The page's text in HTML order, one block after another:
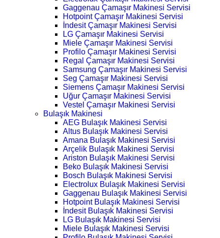
Gaggenau Çamaşır Makinesi Servisi
Hotpoint Çamaşır Makinesi Servisi
İndesit Çamaşır Makinesi Servisi
LG Çamaşır Makinesi Servisi
Miele Çamaşır Makinesi Servisi
Profilo Çamaşır Makinesi Servisi
Regal Çamaşır Makinesi Servisi
Samsung Çamaşır Makinesi Servisi
Seg Çamaşır Makinesi Servisi
Siemens Çamaşır Makinesi Servisi
Uğur Çamaşır Makinesi Servisi
Vestel Çamaşır Makinesi Servisi
Bulaşık Makinesi
AEG Bulaşık Makinesi Servisi
Altus Bulaşık Makinesi Servisi
Amana Bulaşık Makinesi Servisi
Arçelik Bulaşık Makinesi Servisi
Ariston Bulaşık Makinesi Servisi
Beko Bulaşık Makinesi Servisi
Bosch Bulaşık Makinesi Servisi
Electrolux Bulaşık Makinesi Servisi
Gaggenau Bulaşık Makinesi Servisi
Hotpoint Bulaşık Makinesi Servisi
İndesit Bulaşık Makinesi Servisi
LG Bulaşık Makinesi Servisi
Miele Bulaşık Makinesi Servisi